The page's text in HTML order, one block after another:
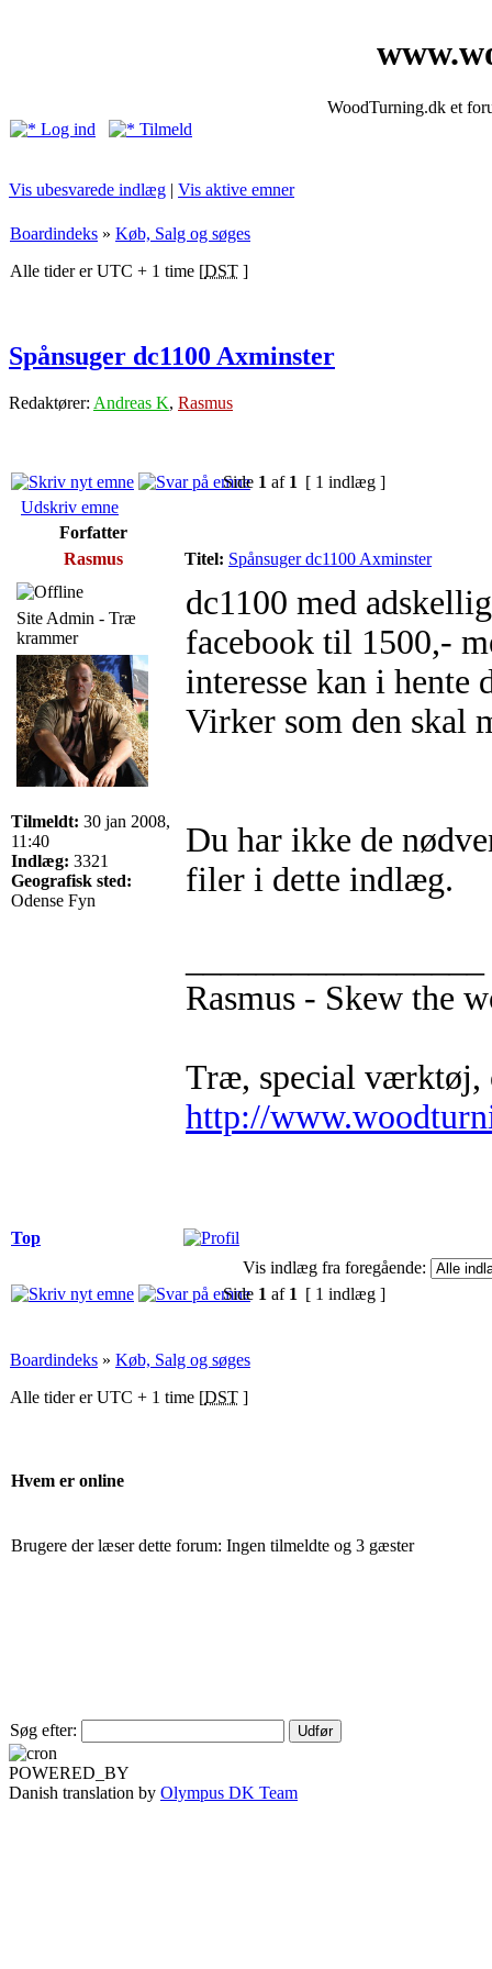
WoodTurning.dk et
Log ind
Tilmeld
Vis ubesvarede indlæg | Vis aktive emner
Boardindeks » Køb, Salg og søges
Alle tider er UTC + 1 time [DST ]
Spånsuger dc1100 Axminster
Redaktører: Andreas K, Rasmus
Side 1 af 1 [ 1 indlæg ]
Udskriv emne
Forfatter
Rasmus
Titel: Spånsuger dc1100 Axminster
Site Admin - Træ
krammer
Tilmeldt: 30 jan 2008,
11:40
Indlæg: 3321
Geografisk sted:
Odense Fyn
dc1100 med
facebook til 1500,-
interesse kan i hente
Virker som den skal
Du har ikke de
filer i dette indlæg.
Rasmus - Skew the
Træ, special værktøj,
http://
Top
Vis indlæg fra foregående:
Side 1 af 1 [ 1 indlæg ]
Boardindeks » Køb, Salg og søges
Alle tider er UTC + 1 time [DST ]
Hvem er online
Brugere der læser dette forum: Ingen tilmeldte og 3 gæster
Søg efter:
POWERED_BY
Danish translation by Olympus DK Team